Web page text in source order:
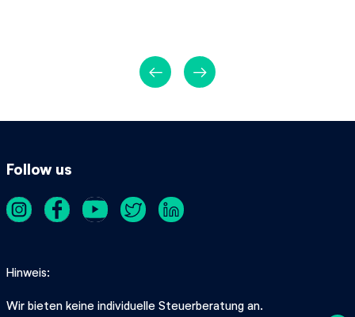
← →
Follow us
Hinweis
Wir bieten keine individuelle Steuerberatung an.